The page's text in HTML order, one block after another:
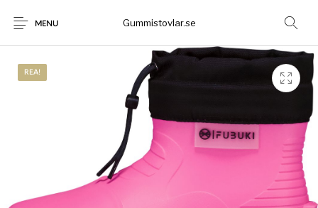
MENU Gummistovlar.se
Rea!
Okategoriserad
REA!